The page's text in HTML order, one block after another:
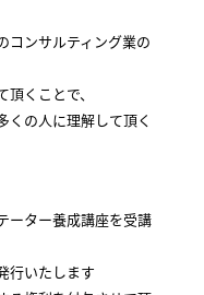
コンサルティング業の
くことで、
の人に理解して頂く
ーター養成講座を受講
行いたします